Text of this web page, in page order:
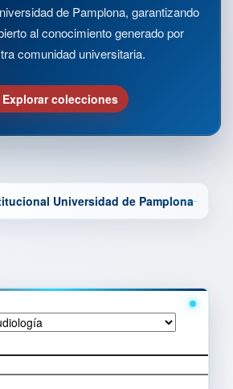
de Pamplona, garantizando
al conocimiento generado por
comunidad universitaria.
Explorar colecciones
Universidad de Pamplona